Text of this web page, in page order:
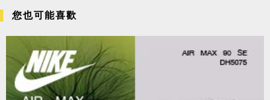
您也可能喜歡